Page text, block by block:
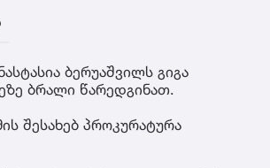
ბერუაშვილს გიგა
ბრალი წარედგინათ.
შესახებ პროკურატურა